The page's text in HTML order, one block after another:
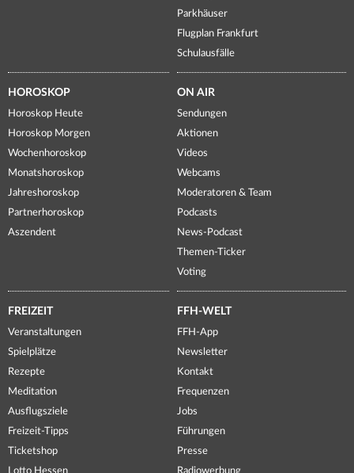
Parkhäuser
Flugplan Frankfurt
Schulausfälle
HOROSKOP
Horoskop Heute
Horoskop Morgen
Wochenhoroskop
Monatshoroskop
Jahreshoroskop
Partnerhoroskop
Aszendent
ON AIR
Sendungen
Aktionen
Videos
Webcams
Moderatoren & Team
Podcasts
News-Podcast
Themen-Ticker
Voting
FREIZEIT
Veranstaltungen
Spielplätze
Rezepte
Meditation
Ausflugsziele
Freizeit-Tipps
Ticketshop
Lotto Hessen
FFH-WELT
FFH-App
Newsletter
Kontakt
Frequenzen
Jobs
Führungen
Presse
Radiowerbung